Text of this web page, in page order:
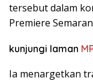
tersebut dalam
Premiere
kunjungi laman
Ia menargetkan